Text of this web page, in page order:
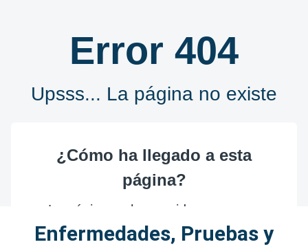
Enfermedades, Pruebas y